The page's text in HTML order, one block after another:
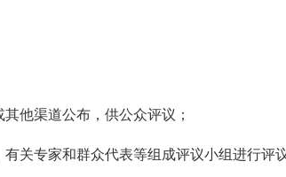
他渠道公布，供公众评议；
关专家和群众代表等组成评议小组进行评